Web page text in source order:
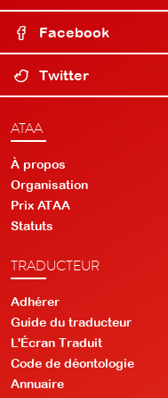
Facebook
Twitter
ATAA
À propos
Organisation
Prix ATAA
Statuts
TRADUCTEUR
Adhérer
Guide du traducteur
L'Écran Traduit
Code de déontologie
Annuaire